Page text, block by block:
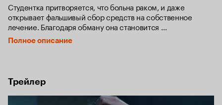
Студентка притворяется, что больна раком, и даже
открывает фальшивый сбор средств на собственное
лечение. Благодаря обману она становится
знаменитостью кампуса, находит сплоченный круг друзей,
о котором всегда мечтала, и заводит страстные
собрать медицинские документы, подтверждающие
болезнь. В течение пяти дней она изо всех сил пытается
скрыть свою ложь от друзей и семьи.
Полное описание
Трейлер